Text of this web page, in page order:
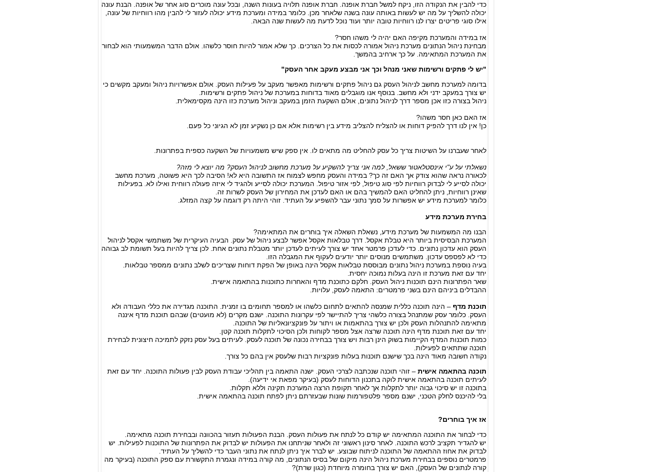
כדי להבין את הנקודה הזו, ניקח למשל חברת אופנה. חברת אופנה תלויה בעונות השנה, ובכל עונה מוכרים סוג אחר של אופנה. הבנת עונה
יכולה להשליך על מה יש לעשות באותה עונה בשנה שלאחר מכן. כלומר במידה ומערכת מידע יכולה לעזור לי להבין מהו רווחיות של עונה,
אילו סוגי פריטים יצרו לנו רווחיות טובה יותר ועוד נוכל לדעת מה לעשות שנה הבאה.
אז במידה והמערכת מקיפה האם יהיה לי משהו חסר?
מבחינת ניהול הנתונים מערכת ניהול אמורה לכסות את כל הצרכים. כך שלא אמור להיות חוסר כלשהו. אולם הדבר המשמעותי הוא לבחור
את המערכת המתאימה. על כך ארחיב בהמשך.
"יש לי פתקים ורשימות שאני מנהל וכך אני מבצע מעקב אחר העסק"
בדומה למערכת מחשב לניהול העסק גם ניהול פתקים ורשימות מאפשר מעקב על פעילות העסק. אולם אפשרויות ניהול ומעקב מקשים כי
יש צורך במעקב ידני ולא מחשב. בנוסף אנו מוגבלים מאוד בדוחות במערכת של ניהול פתקים ורשימות.
ניהול בצורה כזו אכן מספר דרך לניהול נתונים, אולם השקעת הזמן במעקב וניהול מערכת כזו הינה מקסימאלית.
אז האם כאן חסר משהו?
כן! אין לנו דרך להפיק דוחות או להצליח להצליב מידע בין רשימות אלא אם כן נשקיע זמן לא הגיוני כל פעם.
לאחר שעברנו על השיטות צריך כל עסק להחליט מה מתאים לו. אין ספק שיש משמעויות של השקעה כספית בפתרונות.
נשאלתי על ע"י אינסטלאטור ששאל, למה אני צריך להשקיע על מערכת מחשוב לניהול העסק? מה יוצא לי מזה?
לכאורה נראה שהוא צודק אך האם זה כך? במידה והעסק מחפש לצמוח אז התשובה היא לא! הסיבה לכך היא פשוטה, מערכת מחשב
יכולה לסייע לי לבדוק רווחיות לפי סוג טיפול, לפי אזור טיפול. המערכת יכולה לסייע ולהגיד לי איזה פעולה רווחית ואילו לא. בפעילות
שאינן רווחיות, ניתן להחליט האם להמשיך בהם או האם לעדכן את המחירון של העסק לשרות זה.
כלומר למערכת מידע יש אפשרות על סמך נתוני עבר להשפיע על העתיד. זוהי היתה רק דוגמה על קצה המזלג.
בחירת מערכת מידע
הבנו מה המשמעות של מערכת מידע, נשאלת השאלה איך בוחרים את המתאימה?
המערכת הבסיסית ביותר היא טבלת אקסל. דרך טבלאות אקסל אפשר לבצע ניהול של עסק. הבעיה העיקרית של משתמשי אקסל לניהול
העסק הוא עדכון נתונים. כדי לעדכן פרמטר אחד יש צורך לעיתים לעדכן יותר מטבלת נתונים אחת. לכן צריך להיות בעל תשומת לב גבוהה
כדי לא לפספס עדכון. משתמשים מנוסים יותר יודעים לעקוף את המגבלה הזו.
בעיה נוספת במערכת ניהול נתונים מבוססת טבלאות אקסל הינה באופן של הפקת דוחות שצריכים לשלב נתונים ממספר טבלאות.
יחד עם זאת מערכת זו הינה בעלות נמוכה יחסית.
שאר הפתרונות הינם תוכנות ניהול העסק. חלקם כתוכנת מדף והאחרות כתוכנות בהתאמה אישית.
ההבדלים ביניהם הינם בשני פרמטרים: התאמה לעסק, עלויות.
תוכנת מדף – הינה תוכנה כללית שמנסה להתאים לתחום כלשהו או למספר תחומים בו זמנית. התוכנה מגדירה את כללי העבודה ולא
העסק. כלומר עסק שמתנהל בצורה כלשהי צריך להתיישר לפי עקרונות התוכנה. ישנם מקרים (לא מועטים) שבהם תוכנת מדף איננה
מתאימה להתנהלות העסק ולכן יש צורך בהתאמות או ויתור על פונקציונאליות של התוכנה.
יחד עם זאת תוכנת מדף הינה תוכנה שרצה אצל מספר לקוחות ולכן הסיכוי לתקלות תוכנה קטן.
כמות תוכנות המדף הקיימות בשוק הינן רבות ויש צורך בבחירה נכונה של תוכנה לעסק. לעיתים בעל עסק נזקק לתמיכה חיצונית לבחירת
תוכנה שתתאים לפעילות.
נקודה חשובה מאוד הינה בכך שישנם תוכנות בעלות פונקציות רבות שלעסק אין בהם כל צורך.
תוכנה בהתאמה אישית – זוהי תוכנה שנכתבה לצרכי העסק. ישנה התאמה בין תהליכי עבודת העסק לבין פעולות התוכנה. יחד עם זאת
לעיתים תוכנה בהתאמה אישית לוקה בתכנון הדוחות לעסק (בעיקר מפאת אי ידיעה).
בתוכנה זו יש סיכוי גבוה יותר לתקלות אך לאחר תקופת הרצה המערכת תקינה וללא תקלות.
בלי להיכנס לחלק הטכני, ישנם מספר פלטפורמות שונות שבעזרתם ניתן לפתח תוכנה בהתאמה אישית.
אז איך בוחרים?
כדי לבחור את התוכנה המתאימה יש קודם כל לנתח את פעולות העסק. הבנת הפעולות תעזור בהכוונה ובבחירת תוכנה מתאימה.
יש להגדיר תקציב לרכש התוכנה. לאחר סינון ראשוני זה ולאחר שניתחנו את הפעולות יש לבדוק את הפתרונות של התוכנות לפעילות. יש
לבדוק את אחוז ההתאמה של התוכנה לניתוח שבוצע. יש לברר איך ניתן לנתח את נתוני העבר כדי להשליך על העתיד.
פרמטרים נוספים בבחירת מערכת ניהול הינה מיקום של בסיס הנתונים, מה קורה במידה ונגמרת התקשורת עם ספק התוכנה (בעיקר מה
קורה לנתונים של העסק), האם יש צורך בחומרה מיוחדת (כגון שרת)?